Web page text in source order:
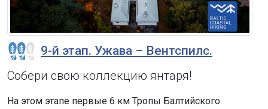
9-й этап. Ужава – Вентспилс.
Собери свою коллекцию янтаря!
На этом этапе первые 6 км Тропы Балтийского